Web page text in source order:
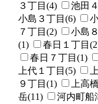
３丁目(4)
池田
小島３丁目(6)
７丁目(2)
小島
(1)
春日１丁目
春日７丁目(1)
上代１丁目(5)
９丁目(1)
上高
岳(11)
河内町船